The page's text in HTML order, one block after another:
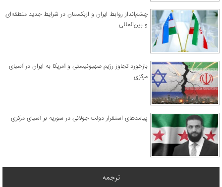
چشم‌انداز روابط ایران و ازبکستان در شرایط جدید منطقه‌ای
و بین‌المللی
​بازخورد تجاوز رژیم صهیونیستی و آمریکا به ایران در آسیای
مرکزی
پیامدهای استقرار دولت جولانی در سوریه بر آسیای مرکزی
ترجمه